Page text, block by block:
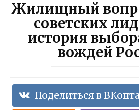
Жилищный
советских
история
вождей
Поделиться в